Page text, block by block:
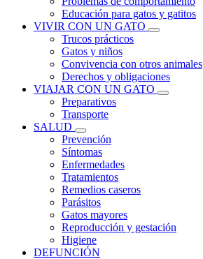
Educación para gatos y gatitos
VIVIR CON UN GATO
Trucos prácticos
Gatos y niños
Convivencia con otros animales
Derechos y obligaciones
VIAJAR CON UN GATO
Preparativos
Transporte
SALUD
Prevención
Síntomas
Enfermedades
Tratamientos
Remedios caseros
Parásitos
Gatos mayores
Reproducción y gestación
Higiene
DEFUNCIÓN